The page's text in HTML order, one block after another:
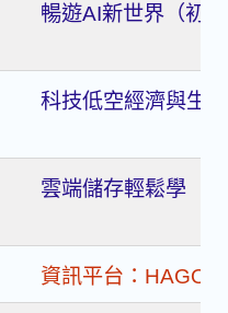
暢遊AI新世界（初
科技低空經濟與生
雲端儲存輕鬆學（
資訊平台：HAGO